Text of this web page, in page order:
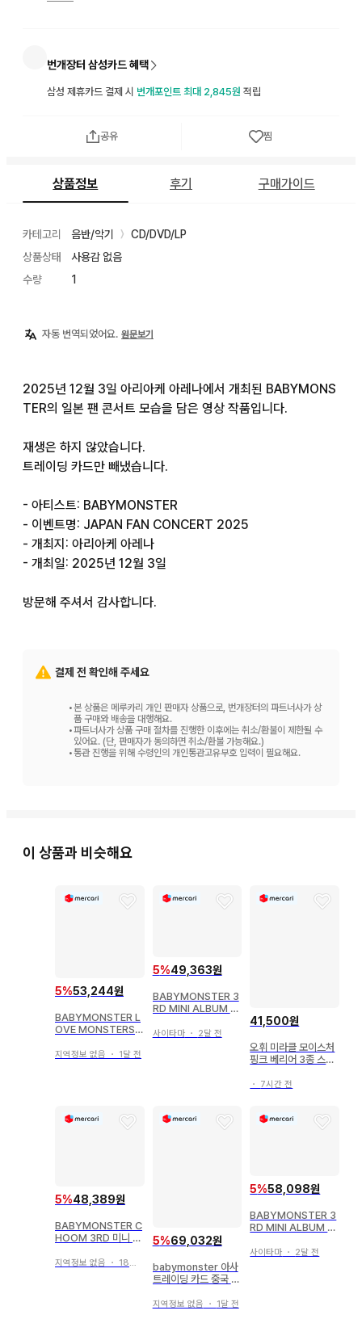
번개장터 삼성카드 혜택
삼성 제휴카드 결제 시 번개포인트 최대 2,845원 적립
공유 찜
상품정보 후기 구매가이드
카테고리 음반/악기 〉
CD/DVD/LP
상품상태
사용감 없음
수량
1
자동 번역되었어요. 원문보기
2025년 12월 3일 아리아케 아레나에서 개최된 BABYMONS
TER의 일본 팬 콘서트 모습을 담은 영상 작품입니다.
재생은 하지 않았습니다.
트레이딩 카드만 빼냈습니다.
- 아티스트: BABYMONSTER
- 이벤트명: JAPAN FAN CONCERT 2025
- 개최지: 아리아케 아레나
- 개최일: 2025년 12월 3일
방문해 주셔서 감사합니다.
결제 전 확인해 주세요
•본 상품은 메루카리 개인 판매자 상품으로, 번개장터의 파트너사가 상
품 구매와 배송을 대행해요.
•파트너사가 상품 구매 절차를 진행한 이후에는 취소/환불이 제한될 수
있어요. (단, 판매자가 동의하면 취소/환불 가능해요.)
•통관 진행을 위해 수령인의 개인통관고유부호 입력이 필요해요.
이 상품과 비슷해요
5%53,244원
BABYMONSTER L
OVE MONSTERS B
지역정보 없음 ・ 1달 전
5%49,363원
BABYMONSTER 3
RD MINI ALBUM A
사이타마・ 2달 전
41,500원
오휘 미라클 모이스처
핑크 베리어 3종 스페
・ 7시간 전
5%48,389원
BABYMONSTER C
HOOM 3RD 미니 앨
지역정보 없음 ・ 18일 전
5%69,032원
babymonster 아사
트레이딩 카드 중국 중
지역정보 없음 ・ 1달 전
5%58,098원
BABYMONSTER 3
RD MINI ALBUM A
사이타마 ・ 2달 전